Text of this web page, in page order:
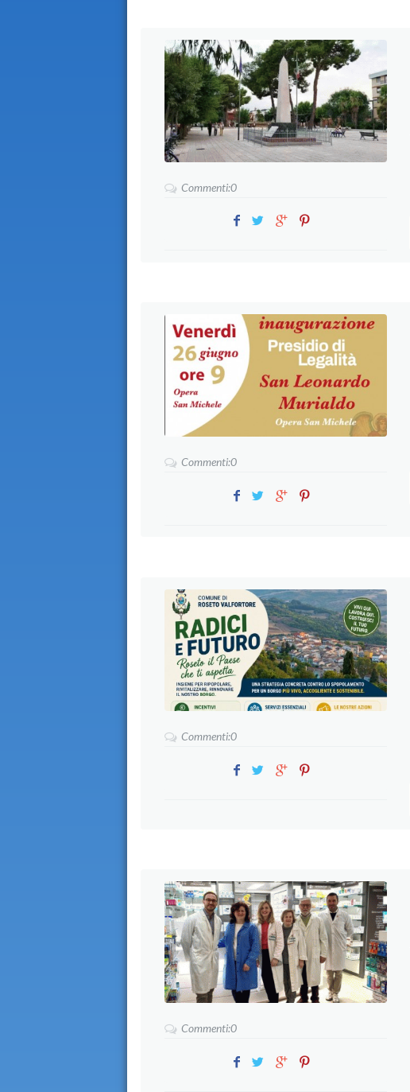
Commenti:0
Commenti:0
Commenti:0
Commenti:0